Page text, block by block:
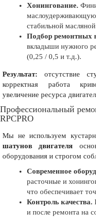
Хонингование.
маслоудерживающую
стабильной
Подбор ремонтных
вкладыши нужного
(0,25 / 0,5 и т.д.).
Результат: отсутствие
корректная работа
увеличение ресурса
Профессиональный
RPCPRO
Мы не используем
шатунов двигателя
оборудования и строгом
Современное
расточные и
что обеспечивает
Контроль качества.
и после ремонта на